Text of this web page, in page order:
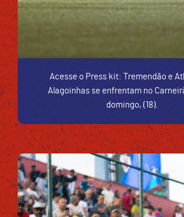
Acesse o Press kit: Tremendão e
Alagoinhas se enfrentam no
domingo, (18).